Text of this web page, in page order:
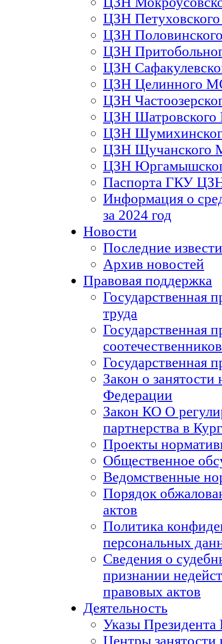
ЦЗН
ЦЗН
ЦЗН
ЦЗН
ЦЗН Целинного
ЦЗН
ЦЗН
ЦЗН
ЦЗН Щучанского
ЦЗН
Паспорта ГКУ
Информация о
за 2024 год
Новости
Последние
Архив новостей
Правовая поддержка
Государственная
труда
Государственная
соотечественников
Государственная
Закон о занятости
Федерации
Закон КО О
партнерства в
Проекты
Общественное
Ведомственные
Порядок
актов
Политика
персональных
Сведения о
признании
правовых актов
Деятельность
Указы
Центры занятости